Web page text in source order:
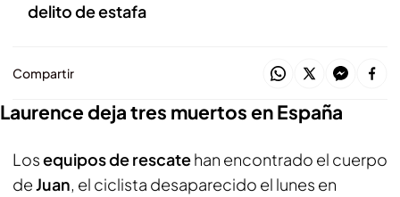
delito de estafa
Compartir
Laurence deja tres muertos en España
Losequipos de rescatehan encontrado el cuerpo
deJuan, el ciclista desaparecido el lunes en